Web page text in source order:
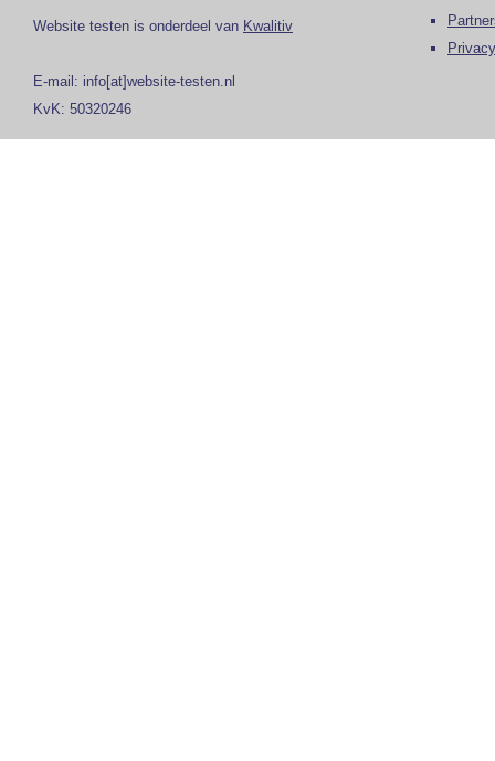
Website testen is onderdeel van Kwalitiv
E-mail: info[at]website-testen.nl
KvK: 50320246